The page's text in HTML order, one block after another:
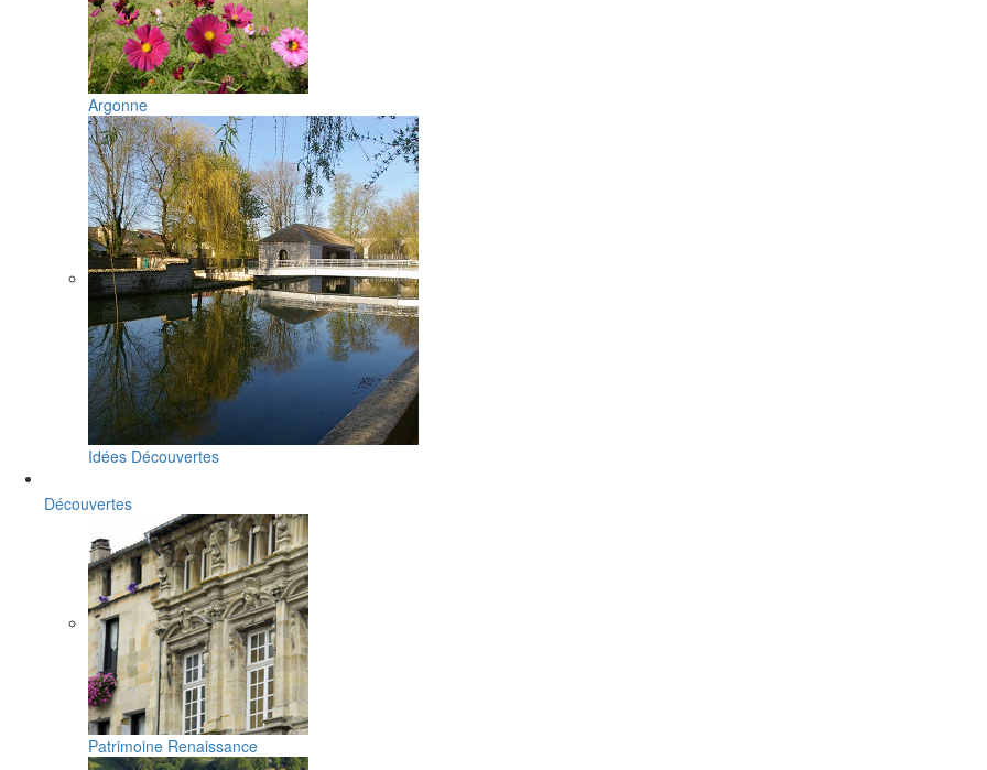
Argonne
Idées Découvertes
Découvertes
Patrimoine Renaissance